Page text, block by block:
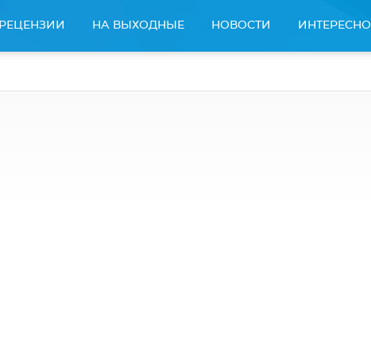
РЕЦЕНЗИИ НА ВЫХОДНЫЕ НОВОСТИ ИНТЕРЕСНО